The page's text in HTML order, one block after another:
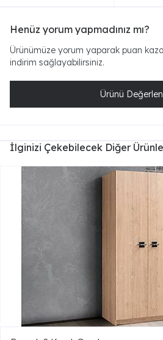
Henüz yorum yapmadınız mı?
Ürünümüze yorum yaparak puan
indirim sağlayabilirsiniz.
Ürünü
İlginizi Çekebilecek Diğer